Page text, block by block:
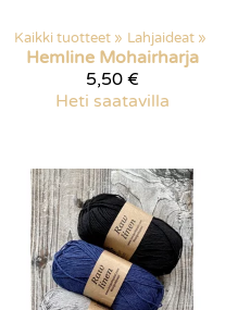
Kaikki tuotteet ‪» Lahjaideat ‪»
Hemline Mohairharja
5,50 €
Heti saatavilla